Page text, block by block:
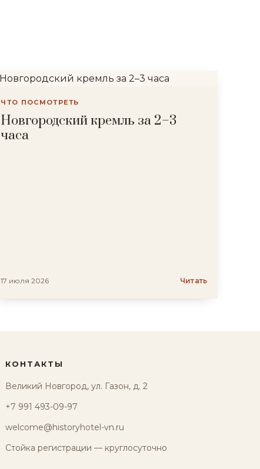
ЧТО ПОСМОТРЕТЬ
Новгородский кремль за 2–3
часа
17 июля 2026 Читать
КОНТАКТЫ
Великий Новгород, ул. Газон, д. 2
+7 991 493-09-97
welcome@historyhotel-vn.ru
Стойка регистрации — круглосуточно